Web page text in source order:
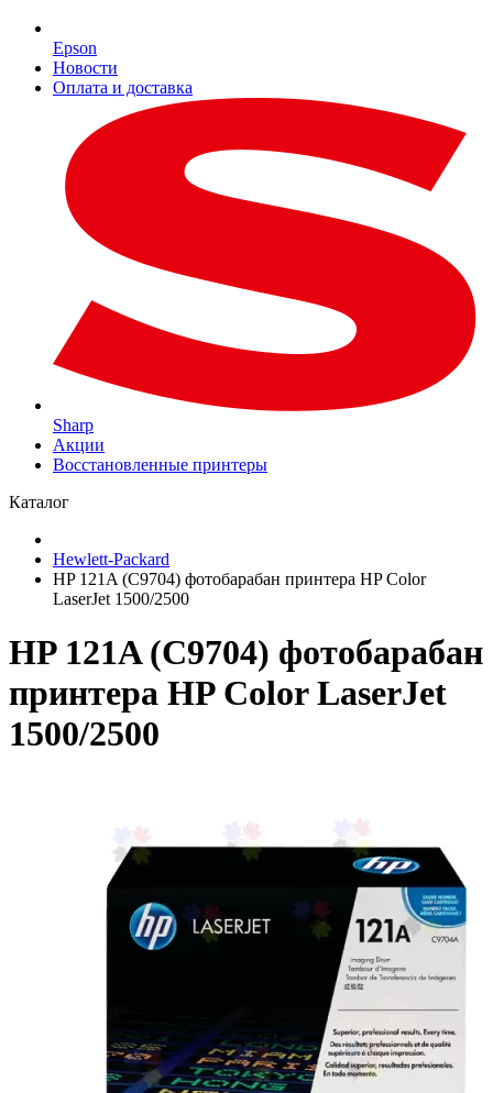
Epson
Новости
Оплата и доставка
Sharp
Акции
Восстановленные принтеры
Каталог
Hewlett-Packard
HP 121A (C9704) фотобарабан принтера HP Color
LaserJet 1500/2500
HP 121A (C9704) фотобарабан
принтера HP Color LaserJet
1500/2500